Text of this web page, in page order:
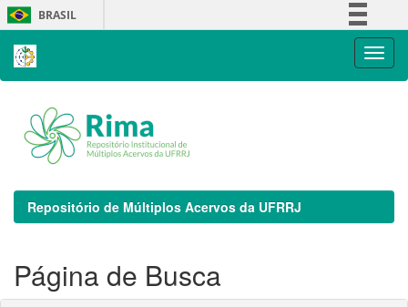
Skip
navigation
BRASIL
Repositório de Múltiplos Acervos da UFRRJ
Página de Busca